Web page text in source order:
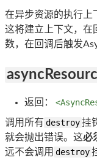
在异步资源的执行上
这将建立上下文，在
数，在回调后触发
返回：
调用所有 destroy挂
就会抛出错误。这必
远不会调用 destroy